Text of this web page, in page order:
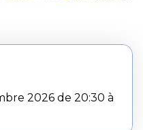
2026 de 20:30 à